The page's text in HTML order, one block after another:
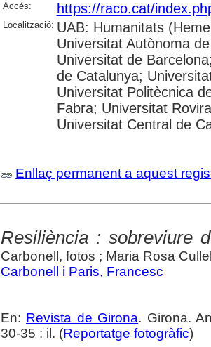
Accés: https://raco.cat/
Localització: UAB: Humanitats
Universitat Autònoma
Universitat de
de Catalunya;
Universitat Politècnica
Fabra; Universitat
Universitat Central de
Enllaç permanent a aquest
Resiliència : sobreviure
Carbonell, fotos ; Maria Rosa
Carbonell i Paris, Francesc
En: Revista de Girona. Girona.
30-35 : il. (Reportatge fotogràfic)